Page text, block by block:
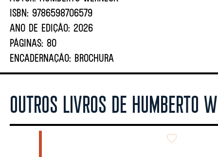
ISBN: 9786598706579
ANO DE EDIÇÃO: 2026
PÁGINAS: 80
ENCADERNAÇÃO: BROCHURA
OUTROS LIVROS DE HUMBERTO